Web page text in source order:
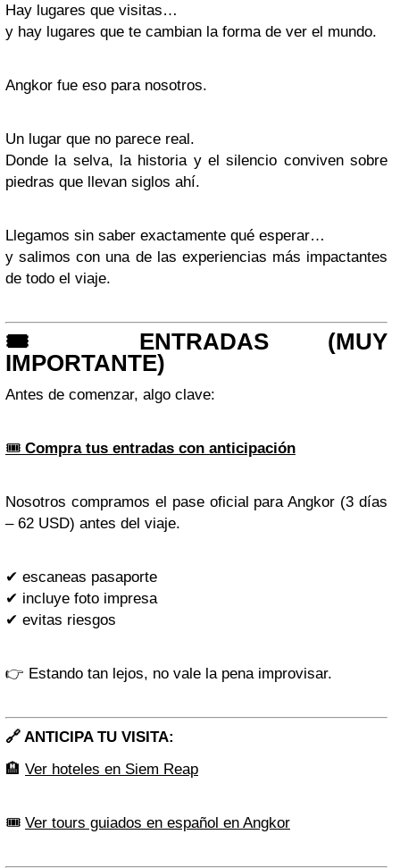
Hay lugares que visitas…
y hay lugares que te cambian la forma de ver el mundo.
Angkor fue eso para nosotros.
Un lugar que no parece real.
Donde la selva, la historia y el silencio conviven sobre
piedras que llevan siglos ahí.
Llegamos sin saber exactamente qué esperar…
y salimos con una de las experiencias más impactantes
de todo el viaje.
🎟️ ENTRADAS (MUY
IMPORTANTE)
Antes de comenzar, algo clave:
🎟️ Compra tus entradas con anticipación
Nosotros compramos el pase oficial para Angkor (3 días
– 62 USD) antes del viaje.
✔ escaneas pasaporte
✔ incluye foto impresa
✔ evitas riesgos
👉 Estando tan lejos, no vale la pena improvisar.
🔗 ANTICIPA TU VISITA:
🏨 Ver hoteles en Siem Reap
🎟️ Ver tours guiados en español en Angkor